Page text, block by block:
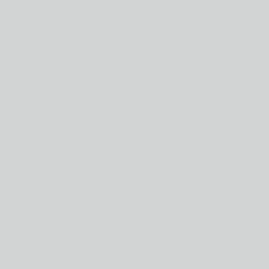
Fête de la
Gluta Skari*,